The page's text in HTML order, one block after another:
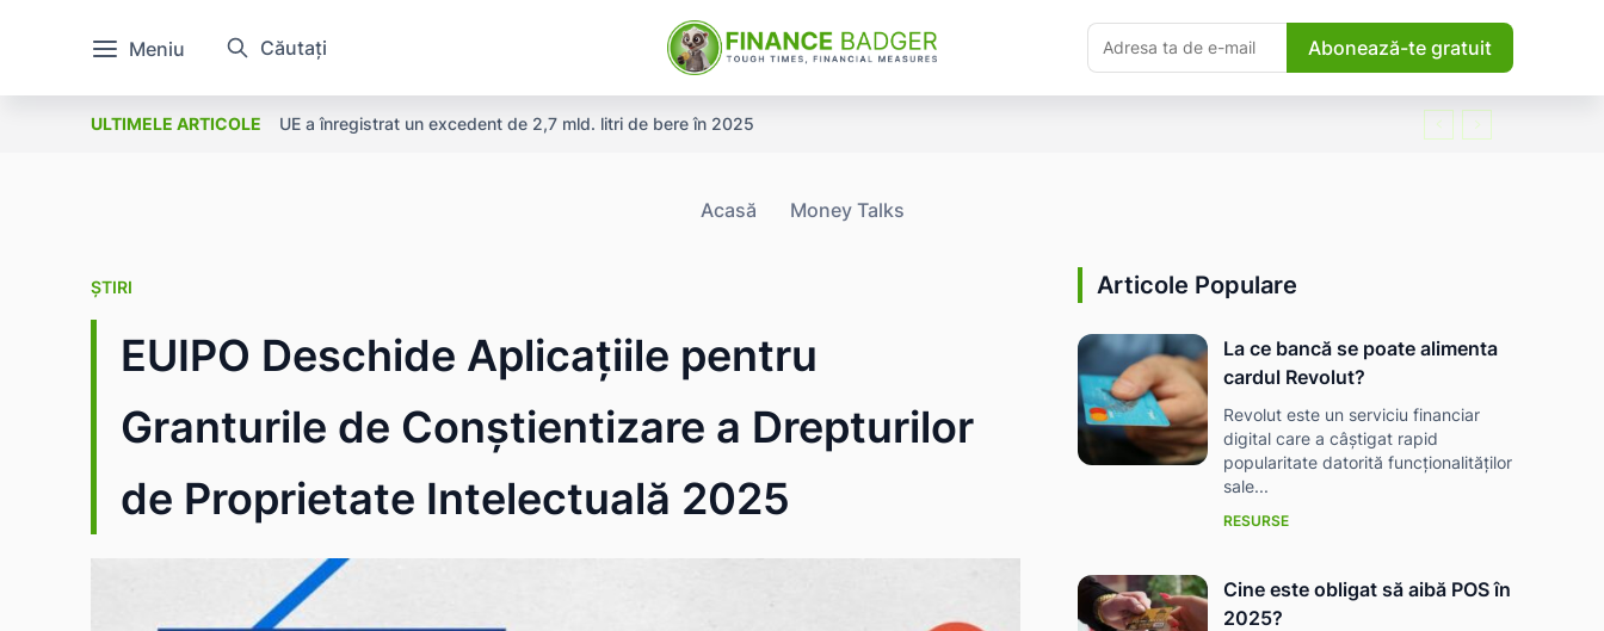
Meniu Căutați Abonează-te gratuit
ULTIMELE ARTICOLE UE a înregistrat un excedent de 2,7 mld. litri de bere în 2025
Bugetele publice pentru cercetare în UE în 2025: discrepanțe majore per capita
Acasă Money Talks
ȘTIRI
EUIPO Deschide Aplicațiile pentru
Granturile de Conștientizare a Drepturilor
de Proprietate Intelectuală 2025
Articole Populare
La ce bancă se poate alimenta
cardul Revolut?
Revolut este un serviciu financiar
digital care a câștigat rapid
popularitate datorită funcționalităților
sale...
RESURSE
Cine este obligat să aibă POS în
2025?